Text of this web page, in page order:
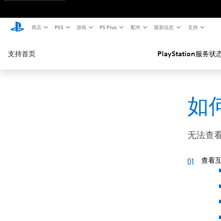
商店 PS5 游戏 PS Plus 配件 最新信息 支持
支持首页 PlayStation服务状
如
无法查
查看